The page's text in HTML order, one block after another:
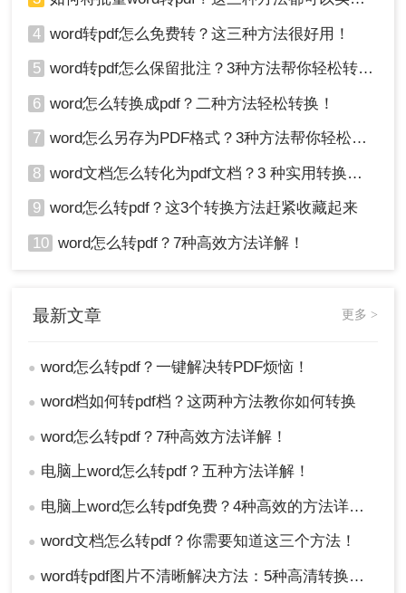
4、稍等片刻处理完毕。
4 word转pdf怎么免费转？这三种方法很好用！
5 word转pdf怎么保留批注？3种方法帮你轻松转换！
6 word怎么转换成pdf？二种方法轻松转换！
7 word怎么另存为PDF格式？3种方法帮你轻松转换!
8 word文档怎么转化为pdf文档？3 种实用转换方法，完美保留原文档格式！
9 word怎么转pdf？这3个转换方法赶紧收藏起来
10 word怎么转pdf？7种高效方法详解！
最新文章 更多 >
● word怎么转pdf？一键解决转PDF烦恼！
● word档如何转pdf档？这两种方法教你如何转换
● word怎么转pdf？7种高效方法详解！
● 电脑上word怎么转pdf？五种方法详解！
● 电脑上word怎么转pdf免费？4种高效的方法详解！
● word文档怎么转pdf？你需要知道这三个方法！
● word转pdf图片不清晰解决方法：5种高清转换方法（2026实测指南）